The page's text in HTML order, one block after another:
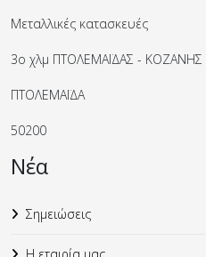
Μεταλλικές κατασκευές
3ο χλμ ΠΤΟΛΕΜΑΪΔΑΣ - ΚΟΖΑΝΗΣ
ΠΤΟΛΕΜΑΪΔΑ
50200
Νέα
Σημειώσεις